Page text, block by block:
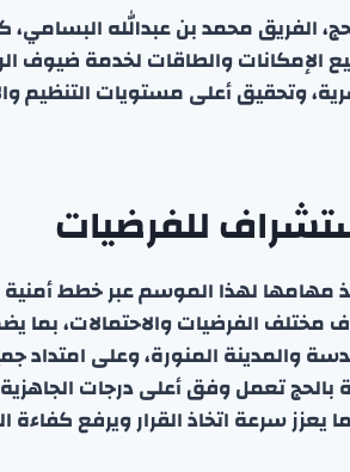
الفريق محمد بن عبدالله
الإمكانات والطاقات لخدمة ضيوف
وتحقيق أعلى مستويات التنظيم
للفرضيات
لهذا الموسم عبر خطط أمنية
الفرضيات والاحتمالات، بما
والمدينة المنورة، وعلى امتداد
تعمل وفق أعلى درجات
يعزز سرعة اتخاذ القرار ويرفع كفاءة